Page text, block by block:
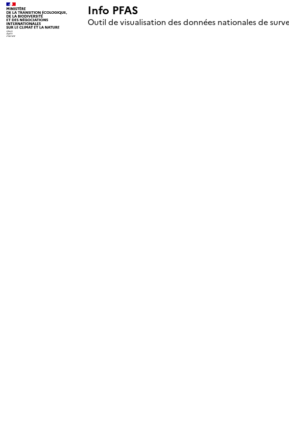
Info PFAS
Outil de visualisation des données nationales de
+
–